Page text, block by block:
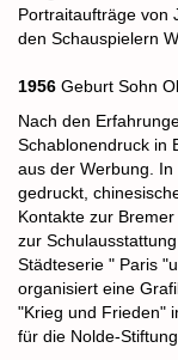
Portraitaufträge von
den Schauspielern
1956 Geburt Sohn
Nach den
Schablonendruck in
aus der Werbung.
gedruckt,
Kontakte zur
zur
Städteserie " Paris
organisiert eine
"Krieg und Frieden"
für die Nolde-